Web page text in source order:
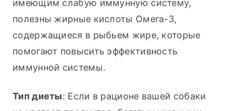
имеющим слабую иммунную систему,
полезны жирные кислоты Омега-3,
содержащиеся в рыбьем жире, которые
помогают повысить эффективность
иммунной системы.
Тип диеты: Если в рационе вашей собаки